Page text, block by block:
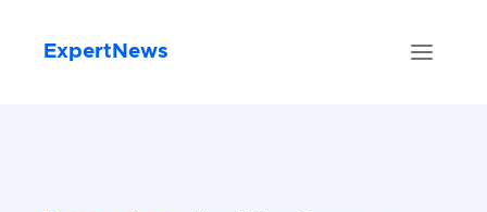
ExpertNews